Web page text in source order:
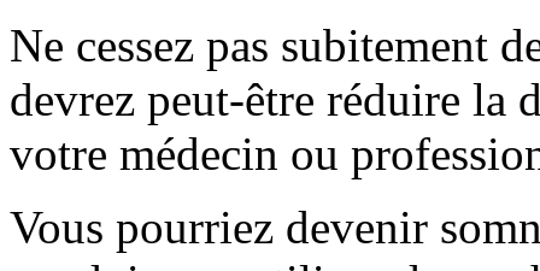
Ne cessez pas subitement
devrez peut-être réduire la
votre médecin ou
Vous pourriez devenir